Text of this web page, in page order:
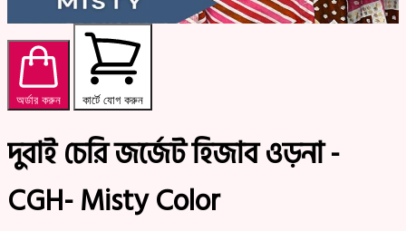
অর্ডার করুন কার্টে যোগ করুন
দুবাই চেরি জর্জেট হিজাব ওড়না -
CGH- Misty Color